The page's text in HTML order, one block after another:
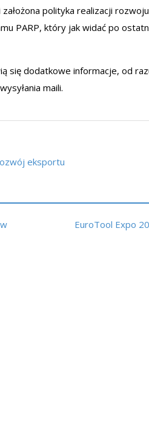
polityka realizacji rozwoju
PARP, który jak widać po
się dodatkowe informacje, od
maili.
eksportu
EuroTool Expo